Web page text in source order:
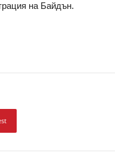
на Байдън.